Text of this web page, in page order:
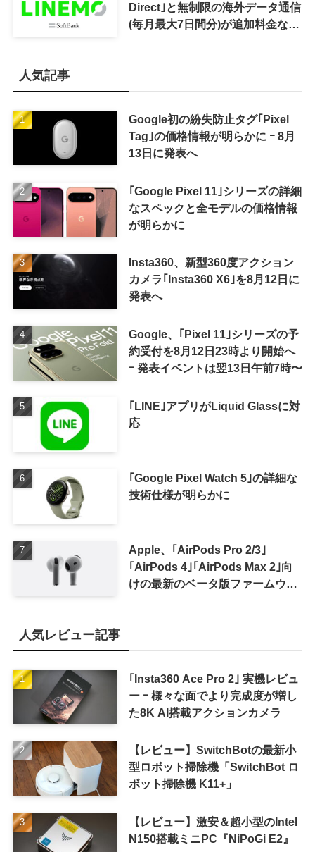
Direct｣と無制限の海外データ通信
(毎月最大7日間分)が追加料金なし
人気記事
Google初の紛失防止タグ｢Pixel
Tag｣の価格情報が明らかに ｰ 8月
13日に発表へ
｢Google Pixel 11｣シリーズの詳細
なスペックと全モデルの価格情報
が明らかに
Insta360、新型360度アクション
カメラ｢Insta360 X6｣を8月12日に
発表へ
Google、｢Pixel 11｣シリーズの予
約受付を8月12日23時より開始へ
ｰ 発表イベントは翌13日午前7時〜
｢LINE｣アプリがLiquid Glassに対
応
｢Google Pixel Watch 5｣の詳細な
技術仕様が明らかに
Apple、｢AirPods Pro 2/3｣
｢AirPods 4｣｢AirPods Max 2｣向
けの最新のベータ版ファームウェ
人気レビュー記事
｢Insta360 Ace Pro 2｣ 実機レビュ
ー ｰ 様々な面でより完成度が増し
た8K AI搭載アクションカメラ
【レビュー】SwitchBotの最新小
型ロボット掃除機「SwitchBot ロ
ボット掃除機 K11+」
【レビュー】激安＆超小型のIntel
N150搭載ミニPC『NiPoGi E2』